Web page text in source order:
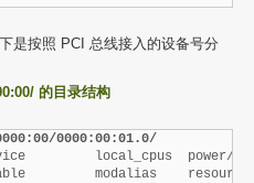
是按照 PCI 总线接入的设备号分
的目录结构
0000:00:01.0/
local_cpus  power/
modalias